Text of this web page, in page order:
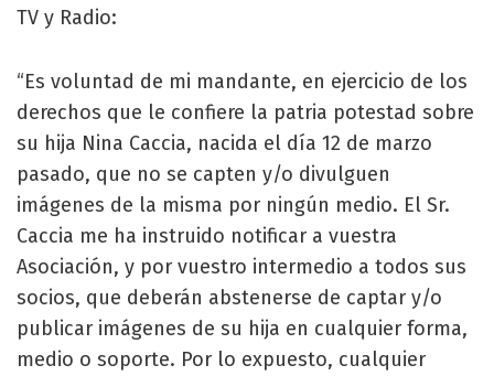
TV y Radio:
“Es voluntad de mi mandante, en ejercicio de los
derechos que le confiere la patria potestad sobre
su hija Nina Caccia, nacida el día 12 de marzo
pasado, que no se capten y/o divulguen
imágenes de la misma por ningún medio. El Sr.
Caccia me ha instruido notificar a vuestra
Asociación, y por vuestro intermedio a todos sus
socios, que deberán abstenerse de captar y/o
publicar imágenes de su hija en cualquier forma,
medio o soporte. Por lo expuesto, cualquier